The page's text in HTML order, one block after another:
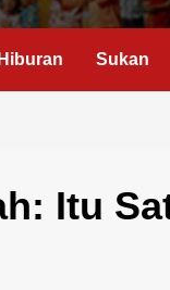
Sukan
Itu